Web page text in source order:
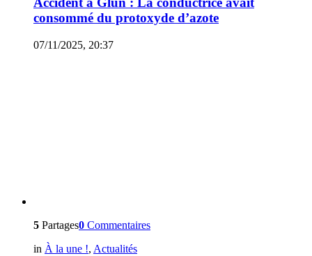
consommé du protoxyde d’azote
07/11/2025, 20:37
5 Partages0 Commentaires
in À la une !, Actualités